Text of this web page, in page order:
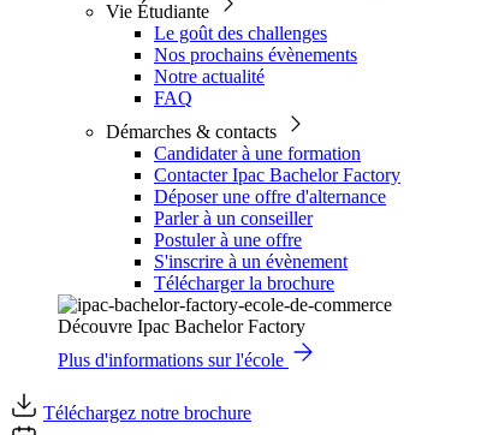
Vie Étudiante
Le goût des challenges
Nos prochains évènements
Notre actualité
FAQ
Démarches & contacts
Candidater à une formation
Contacter Ipac Bachelor Factory
Déposer une offre d'alternance
Parler à un conseiller
Postuler à une offre
S'inscrire à un évènement
Télécharger la brochure
Découvre Ipac Bachelor Factory
Plus d'informations sur l'école
Téléchargez notre brochure